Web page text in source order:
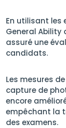
En utilisant les
General Ability
assuré une
candidats.
Les mesures
capture de
encore
empêchant la
des examens.